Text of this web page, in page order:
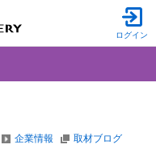
ログイン
企業情報 取材ブログ